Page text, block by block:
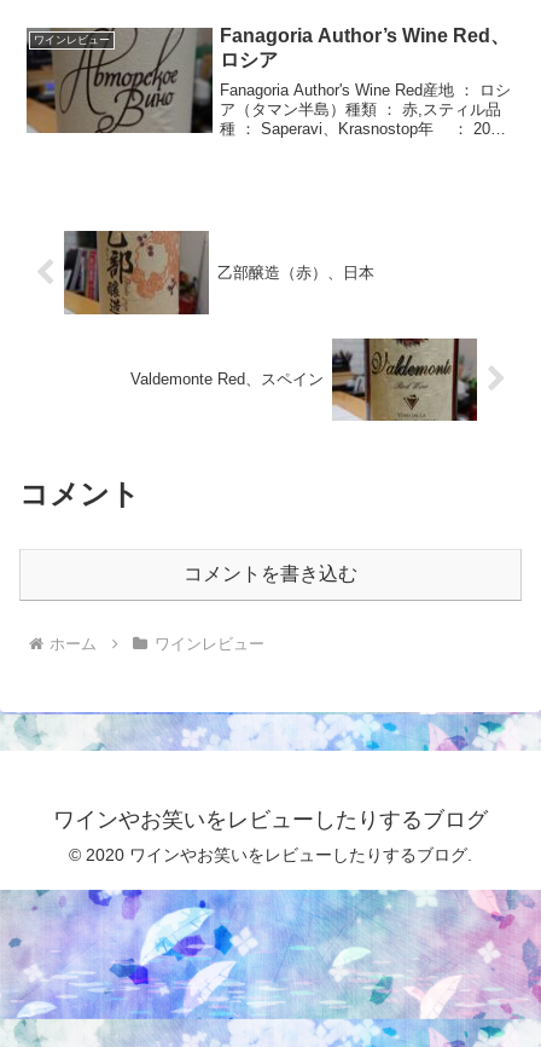
ワインレビュー
Fanagoria Author’s Wine Red、
ロシア
Fanagoria Author's Wine Red産地 ： ロシ
ア（タマン半島）種類 ： 赤,スティル品
種 ： Saperavi、Krasnostop年 ： 2019
乙部醸造（赤）、日本
Valdemonte Red、スペイン
コメント
コメントを書き込む
ホーム ワインレビュー
ワインやお笑いをレビューしたりするブログ
© 2020 ワインやお笑いをレビューしたりするブログ.